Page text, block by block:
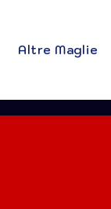
Altre Maglie